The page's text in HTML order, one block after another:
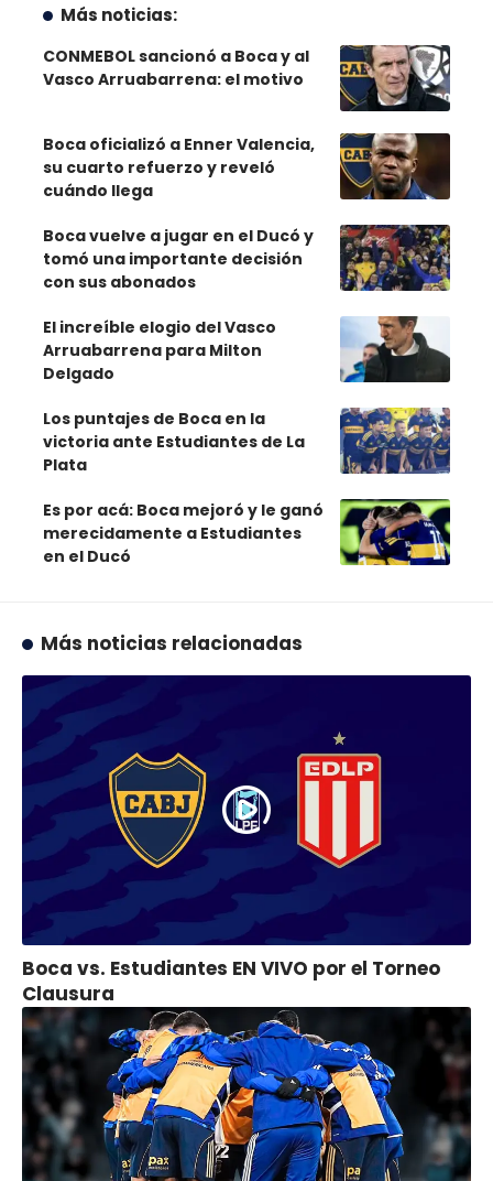
Más noticias:
CONMEBOL sancionó a Boca y al
Vasco Arruabarrena: el motivo
Boca oficializó a Enner Valencia,
su cuarto refuerzo y reveló
cuándo llega
Boca vuelve a jugar en el Ducó y
tomó una importante decisión
con sus abonados
El increíble elogio del Vasco
Arruabarrena para Milton
Delgado
Los puntajes de Boca en la
victoria ante Estudiantes de La
Plata
Es por acá: Boca mejoró y le ganó
merecidamente a Estudiantes
en el Ducó
Más noticias relacionadas
Boca vs. Estudiantes EN VIVO por el Torneo
Clausura